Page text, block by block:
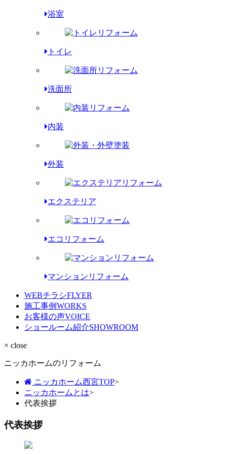
浴室
トイレ
洗面所
内装
外装
エクステリア
エコリフォーム
マンションリフォーム
WEBチラシFLYER
施工事例WORKS
お客様の声VOICE
ショールーム紹介SHOWROOM
× close
ニッカホームのリフォーム
ニッカホーム西宮TOP>
ニッカホームとは>
代表挨拶
代表挨拶